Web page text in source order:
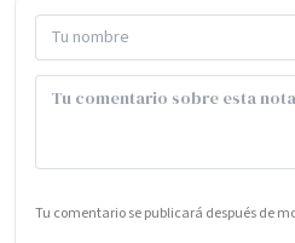
Tu comentario se publicará después de